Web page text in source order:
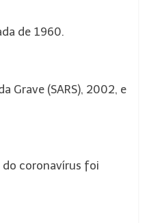
de 1960.
Grave (SARS), 2002, e
do coronavírus foi